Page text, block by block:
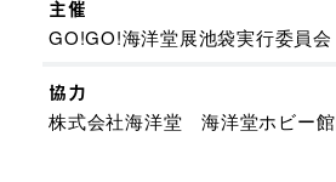
主催
GO!GO!海洋堂展池袋実行委員会
協力
株式会社海洋堂 海洋堂ホビー